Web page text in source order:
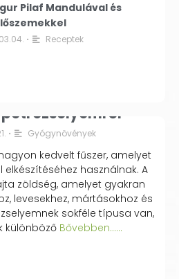
Pilaf Mandulával és
• Receptek
• Gyógynövények
kedvelt fűszer, amelyet
használnak. A
zöldség, amelyet gyakran
levesekhez, mártásokhoz és
sokféle típusa van,
különbözőBővebben...…